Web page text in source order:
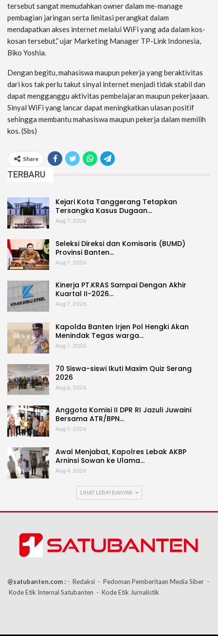
tersebut sangat memudahkan owner dalam me-manage
pembagian jaringan serta limitasi perangkat dalam
mendapatkan akses internet melalui WiFi yang ada dalam kos-
kosan tersebut,” ujar Marketing Manager TP-Link Indonesia,
Biko Yoshia.
Dengan begitu, mahasiswa maupun pekerja yang beraktivitas
dari kos tak perlu takut sinyal internet menjadi tidak stabil dan
dapat mengganggu aktivitas pembelajaran maupun pekerjaaan.
Sinyal WiFi yang lancar dapat meningkatkan ulasan positif
sehingga membantu mahasiswa maupun pekerja dalam memilih
kos. (Sbs)
Share
TERBARU
Kejari Kota Tanggerang Tetapkan
Tersangka Kasus Dugaan…
Aug 7, 2026
Seleksi Direksi dan Komisaris (BUMD)
Provinsi Banten…
Aug 7, 2026
Kinerja PT.KRAS Sampai Dengan Akhir
Kuartal II-2026…
Aug 7, 2026
Kapolda Banten Irjen Pol Hengki Akan
Menindak Tegas warga…
Aug 7, 2026
70 Siswa-siswi Ikuti Maxim Quiz Serang
2026
Aug 6, 2026
Anggota Komisi II DPR RI Jazuli Juwaini
Bersama ATR/BPN…
Aug 5, 2026
Awal Menjabat, Kapolres Lebak AKBP
Arninsi Sowan ke Ulama…
Aug 4, 2026
LIHAT LEBIH BANYAK
@satubanten.com : - Redaksi - Pedoman Pemberitaan Media Siber -
Kode Etik Internal Satubanten - Kode Etik Jurnalistik